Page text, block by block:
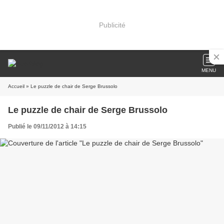
Publicité
MENU
Accueil » Le puzzle de chair de Serge Brussolo
Le puzzle de chair de Serge Brussolo
Publié le 09/11/2012 à 14:15